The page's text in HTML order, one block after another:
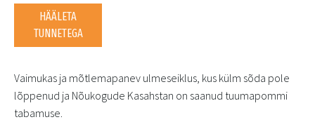
HÄÄLETA
TUNNETEGA
Vaimukas ja mõtlemapanev ulmeseiklus, kus külm sõda pole
lõppenud ja Nõukogude Kasahstan on saanud tuumapommi
tabamuse.